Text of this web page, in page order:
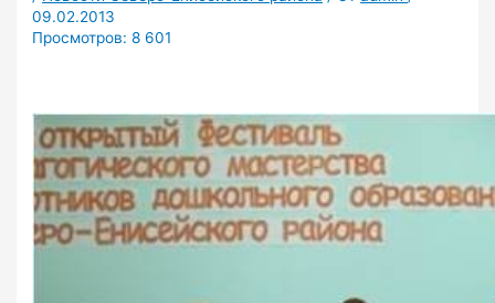
09.02.2013
Просмотров: 8 601